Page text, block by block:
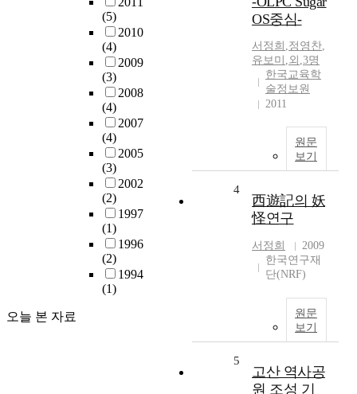
(5)
2010
(4)
2009
(3)
2008
(4)
2007
(4)
2005
(3)
2002
(2)
1997
(1)
1996
(2)
1994
(1)
오늘 본 자료
OS중심-
서정희 ,정영찬,
유보미 ,외 ,3명
한국교육학
술정보원
2011
원문
보기
4
西遊記의 妖
怪연구
서정희
2009
한국연구재
단(NRF)
원문
보기
5
고산 역사공
원 조성 기